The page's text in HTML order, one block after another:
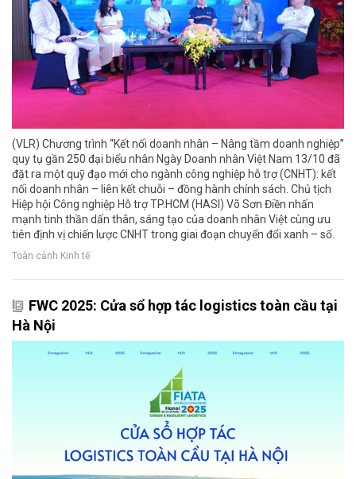
(VLR) Chương trình “Kết nối doanh nhân – Nâng tầm doanh nghiệp”
quy tụ gần 250 đại biểu nhân Ngày Doanh nhân Việt Nam 13/10 đã
đặt ra một quỹ đạo mới cho ngành công nghiệp hỗ trợ (CNHT): kết
nối doanh nhân – liên kết chuỗi – đồng hành chính sách. Chủ tịch
Hiệp hội Công nghiệp Hỗ trợ TP.HCM (HASI) Võ Sơn Điền nhấn
mạnh tinh thần dấn thân, sáng tạo của doanh nhân Việt cùng ưu
tiên định vị chiến lược CNHT trong giai đoạn chuyển đổi xanh – số.
Toàn cảnh Kinh tế
FWC 2025: Cửa sổ hợp tác logistics toàn cầu tại
Hà Nội